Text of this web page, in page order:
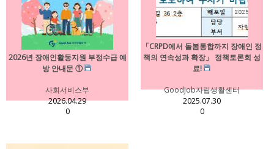
2026년 장애인활동지원 부정수급 예
방 안내문 ①
사회서비스부
2026.04.29
0
「CRPD에서 돌봄통합까지 장애인 정
책의 연속성과 확장」 정책토론회 성
료!
GoodJob자립생활센터
2025.07.30
0